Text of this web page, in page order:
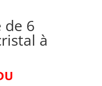
de 6
à